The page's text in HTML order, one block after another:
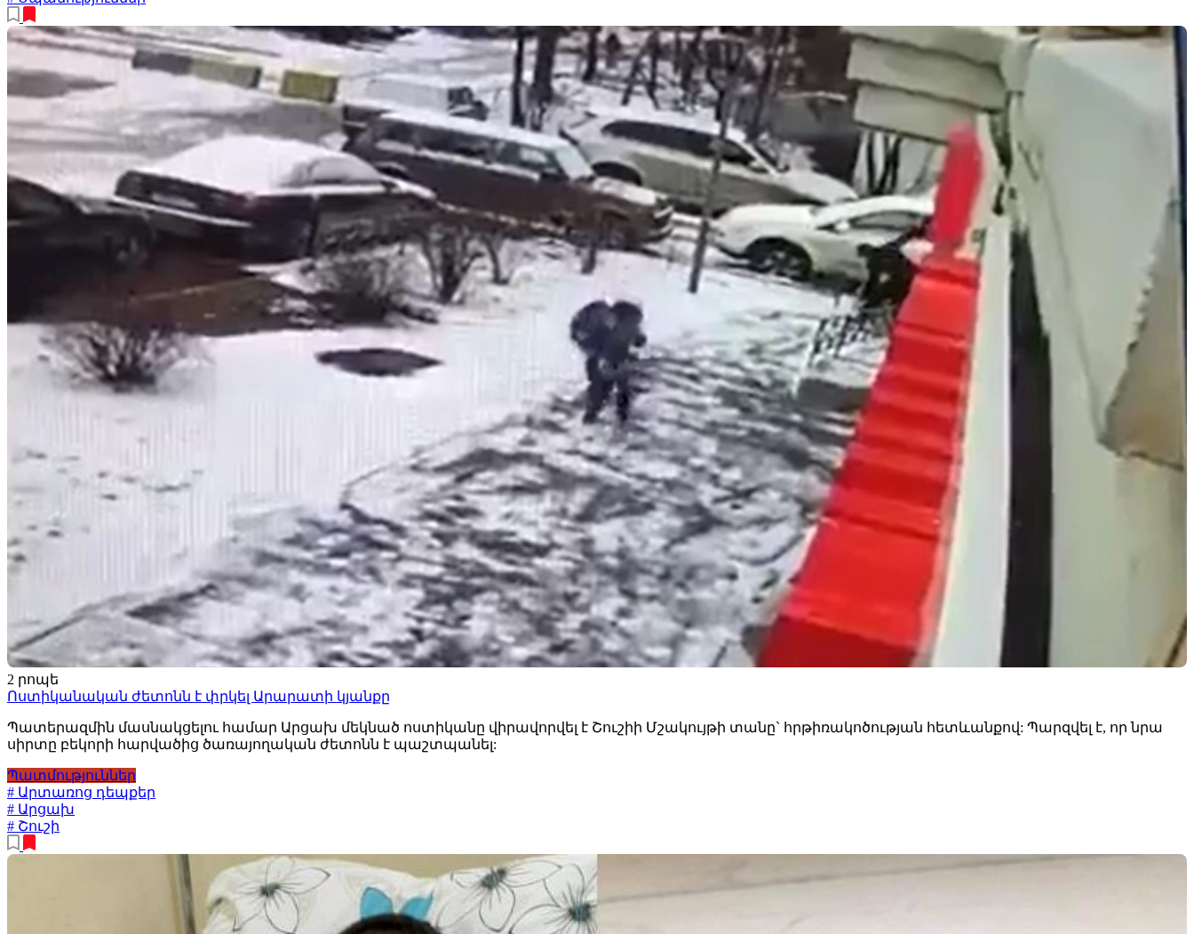
2 րոպե
Ոստիկանական ժետոնն է փրկել Արարատի կյանքը
Պատերազմին մասնակցելու համար Արցախ մեկնած ոստիկանը վիրավորվել է Շուշիի Մշակույթի տանը` հրթիռակոծության հետևանքով: Պարզվել է, որ նրա
սիրտը բեկորի հարվածից ծառայողական ժետոնն է պաշտպանել:
Պատմություններ
# Արտառոց դեպքեր
# Արցախ
# Շուշի